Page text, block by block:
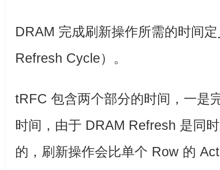
DRAM 完成刷新操作所需的时间
Refresh Cycle）。
tRFC 包含两个部分的时间，一是
时间，由于 DRAM Refresh 是同
的，刷新操作会比单个 Row 的